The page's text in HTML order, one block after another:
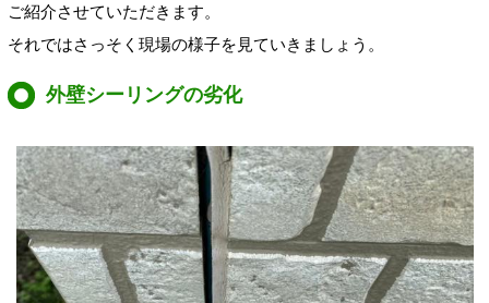
ご紹介させていただきます。
それではさっそく現場の様子を見ていきましょう。
外壁シーリングの劣化